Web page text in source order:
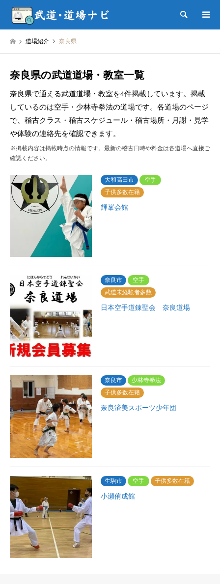
検索
道場紹介 奈良県
奈良県の武道道場・教室一覧
奈良県で通える武道道場・教室を4件掲載しています。掲載
しているのは空手・少林寺拳法の道場です。各道場のページ
で、稽古クラス・稽古スケジュール・稽古場所・月謝・見学
や体験の連絡先を確認できます。
※掲載内容は掲載時点の情報です。最新の稽古日時や料金は各道場へ直接ご
確認ください。
大和高田市
空手
子供多数在籍
輝峯会館
奈良市
空手
武道未経験者多数
日本空手道錬聖会 奈良道場
奈良市
少林寺拳法
子供多数在籍
奈良済美スポーツ少年団
生駒市 空手 子供多数在籍
小瀬侑成館